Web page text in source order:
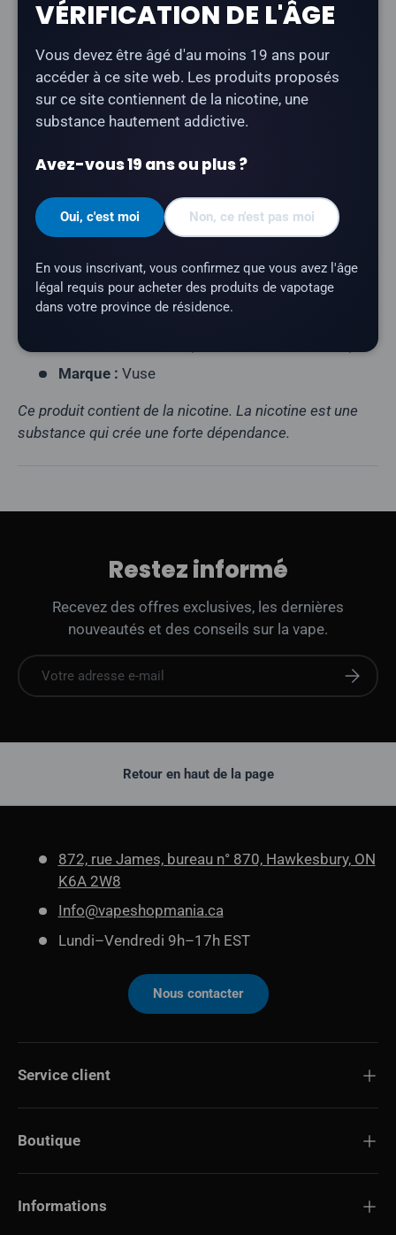
Description
Vuse GO 5K - Spearmint Iceoffre une saveur de
menthe verte rafraîchissante avec une finale glacée.
Une Vape jetable compacte et rechargeable Vape
jetable jusqu’à 5 000 bouffées.
Type de produit :Vape jetable rechargeable)
Nombre de bouffées :jusqu'à 5 000
Contenance en e-liquide : 10 ml
Profil aromatique : menthe verte, glace
Résistance de la résistance :
Marque : Vuse
Ce produit contient de la nicotine. La nicotine est une
substance qui crée une forte dépendance.
Restez informé
Recevez des offres exclusives, les dernières
nouveautés et des conseils sur la vape.
E-mail
VÉRIFICATION DE L'ÂGE
Vous devez être âgé d'au moins 19 ans pour
accéder à ce site web. Les produits proposés
sur ce site contiennent de la nicotine, une
substance hautement addictive.
Avez-vous 19 ans ou plus ?
Oui, c'est moi Non, ce n'est pas moi
En vous inscrivant, vous confirmez que vous avez l'âge
légal requis pour acheter des produits de vapotage
dans votre province de résidence.
Retour en haut de la page
872, rue James, bureau n° 870, Hawkesbury, ON
K6A 2W8
Info@vapeshopmania.ca
Lundi–Vendredi 9h–17h EST
Nous contacter
Service client
Boutique
Informations